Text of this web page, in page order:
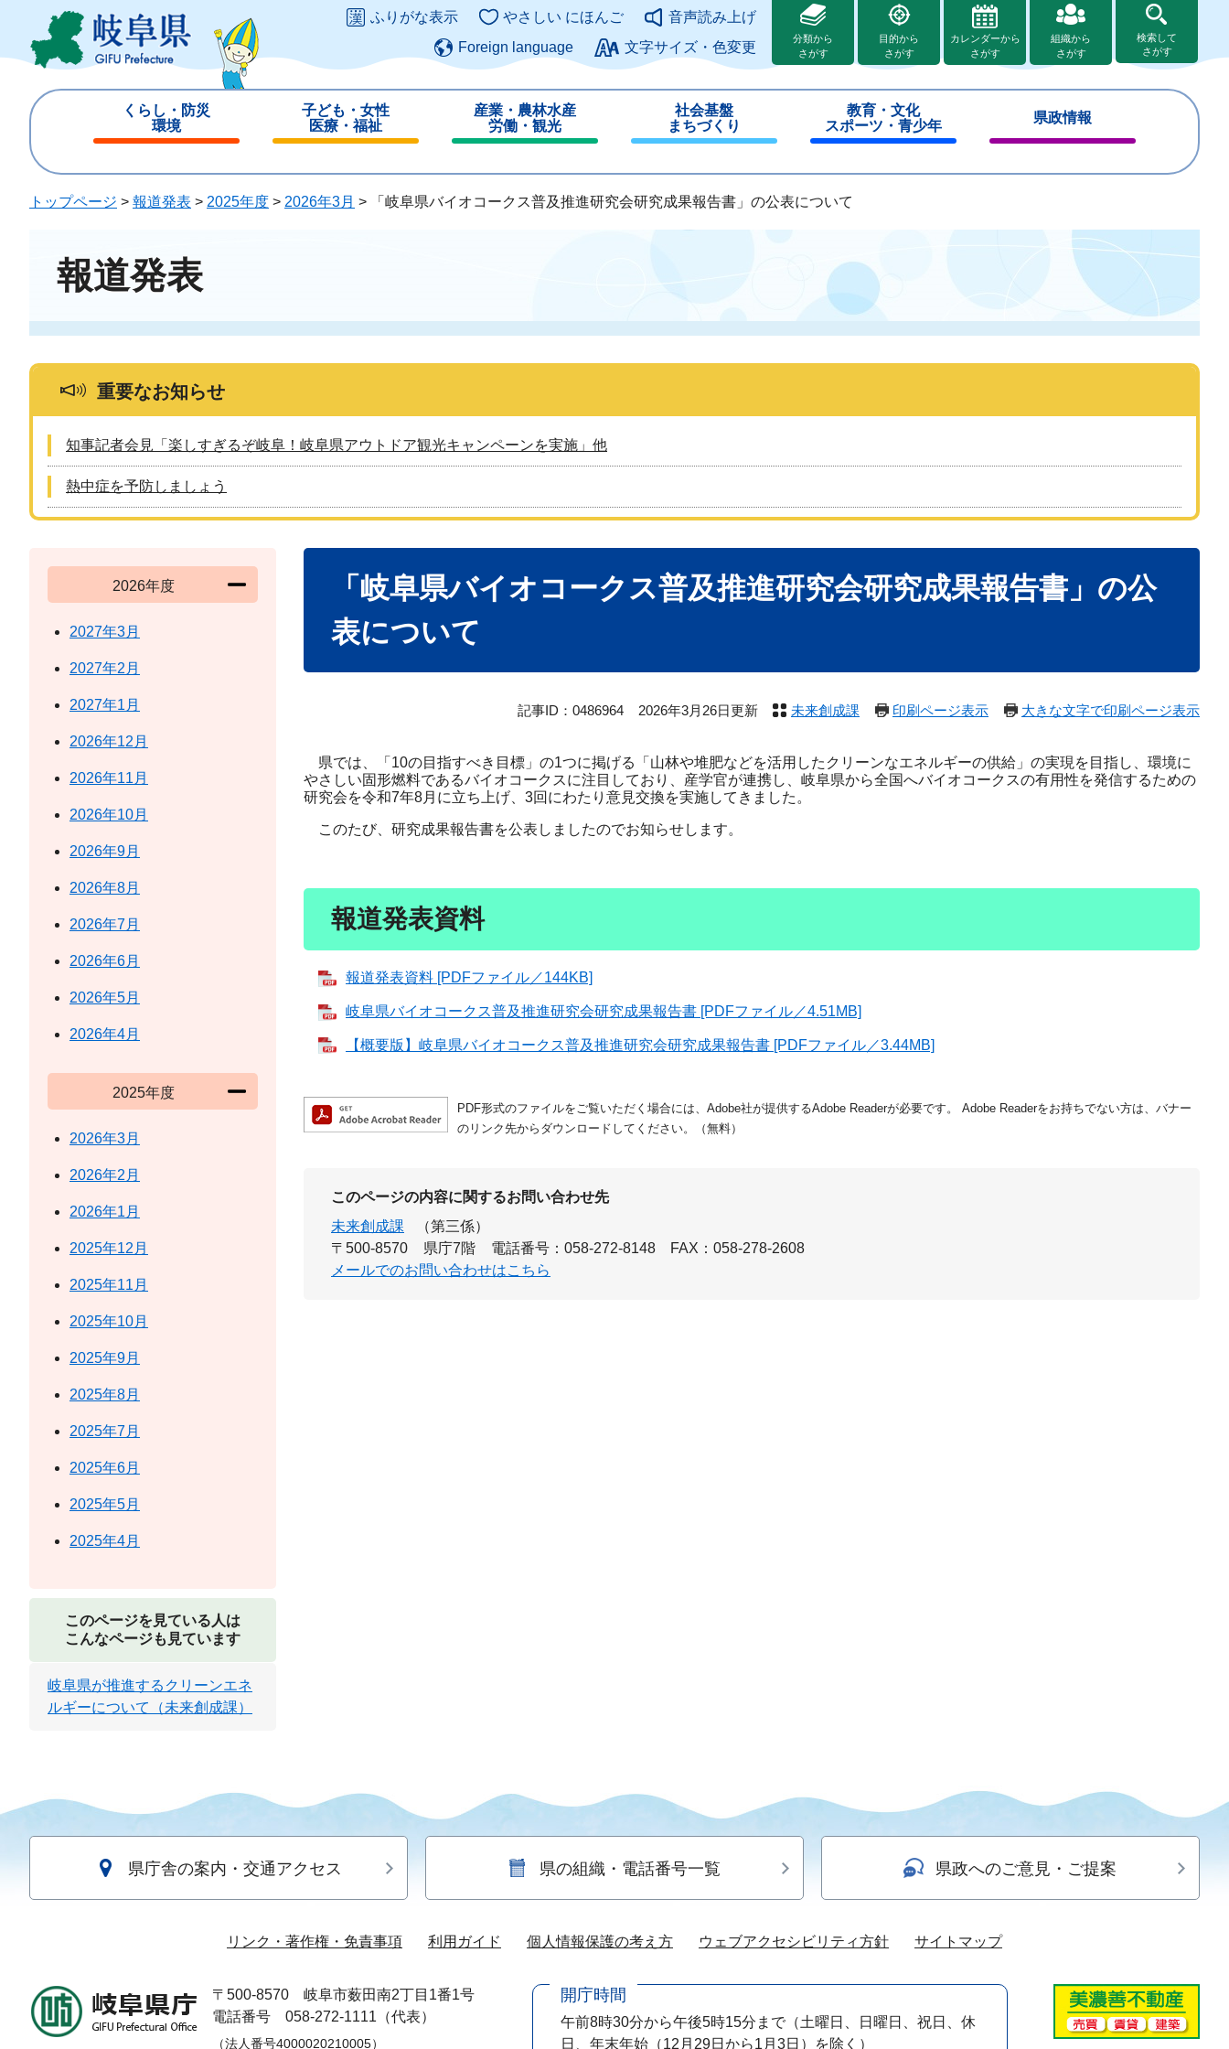
ジ
ュ
このページの本文へ
ふりがな表示 やさしい にほんご
音声読み上げ
Foreign language
文字サイズ・色変更
分類から
さがす
目的から
さがす
カレンダーから
さがす
組織から
さがす
検索して
さがす
くらし・防災
環境
じ
子ども・女性
医療・福祉
じ
る
産業・農林水産
労働・観光
じ
る
社会基盤
まちづくり
じ
る
教育・文化
スポーツ・青少年
じ
県政情報
じ
トップページ > 報道発表 > 2025年度 > 2026年3月 > 「岐阜県バイオコークス普及推進研究会研究成果報告書」の公表について
報道発表
重要なお知らせ
知事記者会見「楽しすぎるぞ岐阜！岐阜県アウトドア観光キャンペーンを実施」他
熱中症を予防しましょう
「岐阜県バイオコークス普及推進研究会研究成果報告書」の公
表について
記事ID：0486964 2026年3月26日更新 未来創成課 印刷ページ表示 大きな文字で印刷ページ表示
県では、「10の目指すべき目標」の1つに掲げる「山林や堆肥などを活用したクリーンなエネルギーの供給」の実現を目指し、環境に
やさしい固形燃料であるバイオコークスに注目しており、産学官が連携し、岐阜県から全国へバイオコークスの有用性を発信するための
研究会を令和7年8月に立ち上げ、3回にわたり意見交換を実施してきました。
このたび、研究成果報告書を公表しましたのでお知らせします。
報道発表資料
報道発表資料 [PDFファイル／144KB]
岐阜県バイオコークス普及推進研究会研究成果報告書 [PDFファイル／4.51MB]
【概要版】岐阜県バイオコークス普及推進研究会研究成果報告書 [PDFファイル／3.44MB]
PDF形式のファイルをご覧いただく場合には、Adobe社が提供するAdobe Readerが必要です。
Adobe Readerをお持ちでない方は、バナー
のリンク先からダウンロードしてください。（無料）
このページの内容に関するお問い合わせ先
未来創成課
（第三係）
〒500-8570
県庁7階 電話番号：058-272-8148
FAX：058-278-2608
メールでのお問い合わせはこちら
2026年度
2027年3月
2027年2月
2027年1月
2026年12月
2026年11月
2026年10月
2026年9月
2026年8月
2026年7月
2026年6月
2026年5月
2026年4月
2025年度
2026年3月
2026年2月
2026年1月
2025年12月
2025年11月
2025年10月
2025年9月
2025年8月
2025年7月
2025年6月
2025年5月
2025年4月
このページを見ている人は
こんなページも見ています
岐阜県が推進するクリーンエネ
ルギーについて（未来創成課）
県庁舎の案内・交通アクセス 県の組織・電話番号一覧 県政へのご意見・ご提案
リンク・著作権・免責事項 利用ガイド 個人情報保護の考え方 ウェブアクセシビリティ方針 サイトマップ
〒500-8570
岐阜市薮田南2丁目1番1号
電話番号 058-272-1111（代表）
（法人番号4000020210005）
開庁時間
午前8時30分から午後5時15分まで （土曜日、日曜日、祝日、休
日、年末年始（12月29日から1月3日）を除く）